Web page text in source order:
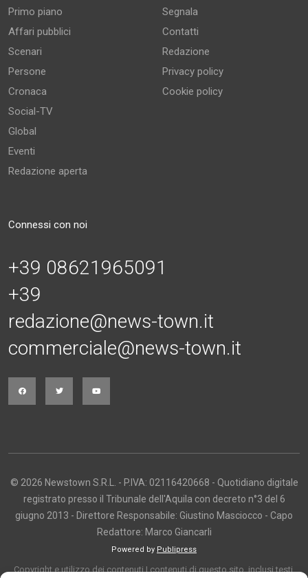
Primo piano
Affari pubblici
Scenari
Persone
Cronaca
Social-TV
Global
Eventi
Redazione aperta
Segnala
Contatti
Redazione
Privacy policy
Cookie policy
Connessi con noi
+39 08621965091
+39
redazione@news-town.it
commerciale@news-town.it
© 2026 Newstown S.R.L. - P.IVA: 02116420668 - Quotidiano digitale
registrato presso il Tribunale dell'Aquila con decreto n°3 del 6
giugno 2013 - Direttore Responsabile: Giustino Masciocco - Capo
Redattore: Marco Giancarli
Powered by Publipress
Copyright e utilizzo dei contenuti I contenuti di questo sito, inclusi testi,